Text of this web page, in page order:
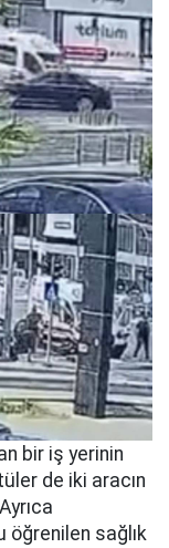
bir iş yerinin
de iki aracın
öğrenilen sağlık